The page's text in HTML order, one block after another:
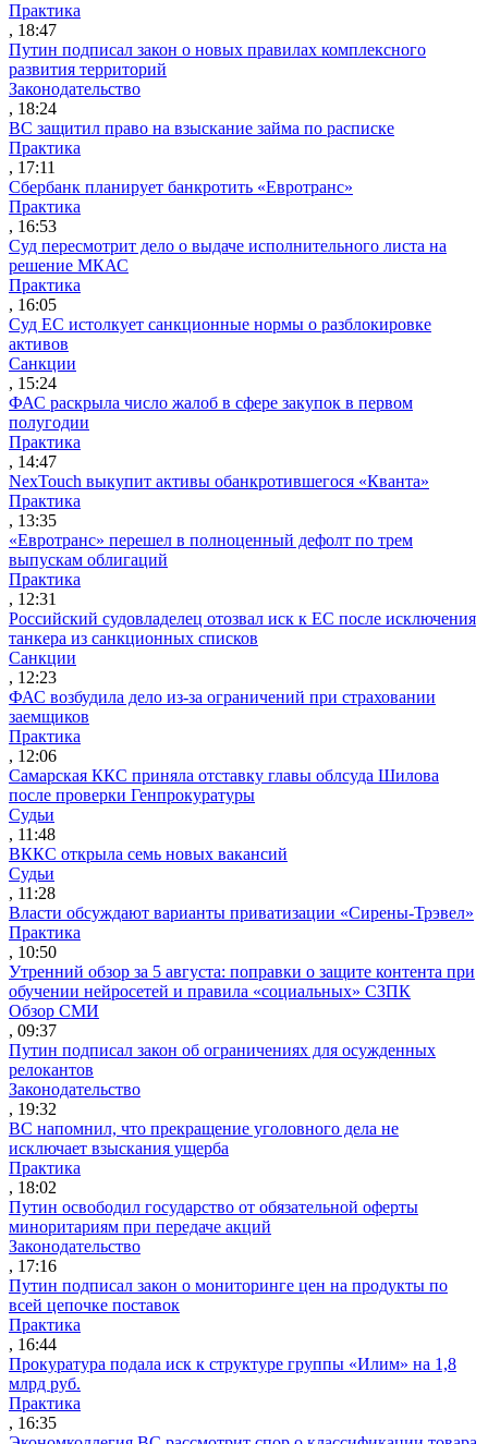
Практика
, 18:47
Путин подписал закон о новых правилах комплексного
развития территорий
Законодательство
, 18:24
ВС защитил право на взыскание займа по расписке
Практика
, 17:11
Сбербанк планирует банкротить «Евротранс»
Практика
, 16:53
Суд пересмотрит дело о выдаче исполнительного листа на
решение МКАС
Практика
, 16:05
Суд ЕС истолкует санкционные нормы о разблокировке
активов
Санкции
, 15:24
ФАС раскрыла число жалоб в сфере закупок в первом
полугодии
Практика
, 14:47
NexTouch выкупит активы обанкротившегося «Кванта»
Практика
, 13:35
«Евротранс» перешел в полноценный дефолт по трем
выпускам облигаций
Практика
, 12:31
Российский судовладелец отозвал иск к ЕС после исключения
танкера из санкционных списков
Санкции
, 12:23
ФАС возбудила дело из-за ограничений при страховании
заемщиков
Практика
, 12:06
Самарская ККС приняла отставку главы облсуда Шилова
после проверки Генпрокуратуры
Судьи
, 11:48
ВККС открыла семь новых вакансий
Судьи
, 11:28
Власти обсуждают варианты приватизации «Сирены-Трэвел»
Практика
, 10:50
Утренний обзор за 5 августа: поправки о защите контента при
обучении нейросетей и правила «социальных» СЗПК
Обзор СМИ
, 09:37
Путин подписал закон об ограничениях для осужденных
релокантов
Законодательство
, 19:32
ВС напомнил, что прекращение уголовного дела не
исключает взыскания ущерба
Практика
, 18:02
Путин освободил государство от обязательной оферты
миноритариям при передаче акций
Законодательство
, 17:16
Путин подписал закон о мониторинге цен на продукты по
всей цепочке поставок
Практика
, 16:44
Прокуратура подала иск к структуре группы «Илим» на 1,8
млрд руб.
Практика
, 16:35